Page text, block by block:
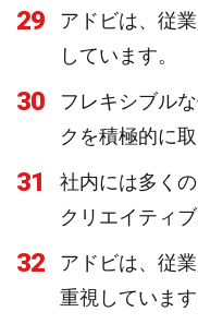
29
アドビは、従
しています。
30
フレキシブル
クを積極的に
31
社内には多く
クリエイティ
32
アドビは、従
重視しています